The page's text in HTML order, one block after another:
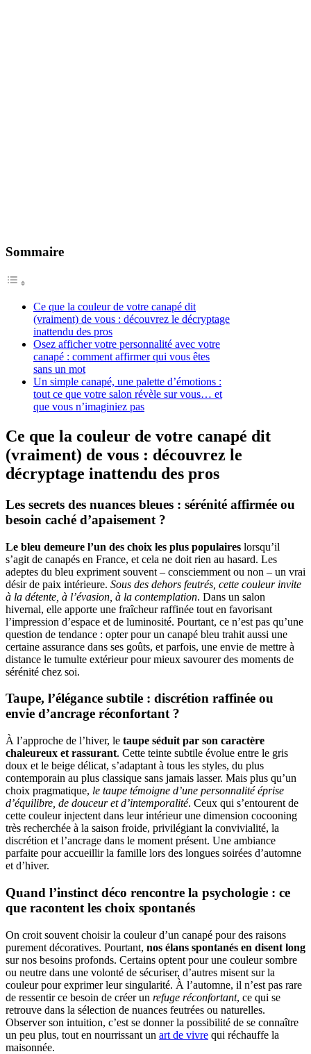
Sommaire
Ce que la couleur de votre canapé dit
(vraiment) de vous : découvrez le décryptage
inattendu des pros
Osez afficher votre personnalité avec votre
canapé : comment affirmer qui vous êtes
sans un mot
Un simple canapé, une palette d’émotions :
tout ce que votre salon révèle sur vous… et
que vous n’imaginiez pas
Ce que la couleur de votre canapé dit
(vraiment) de vous : découvrez le
décryptage inattendu des pros
Les secrets des nuances bleues : sérénité affirmée ou
besoin caché d’apaisement ?
Le bleu demeure l’un des choix les plus populaires lorsqu’il
s’agit de canapés en France, et cela ne doit rien au hasard. Les
adeptes du bleu expriment souvent – consciemment ou non – un vrai
désir de paix intérieure. Sous des dehors feutrés, cette couleur invite
à la détente, à l’évasion, à la contemplation. Dans un salon
hivernal, elle apporte une fraîcheur raffinée tout en favorisant
l’impression d’espace et de luminosité. Pourtant, ce n’est pas qu’une
question de tendance : opter pour un canapé bleu trahit aussi une
certaine assurance dans ses goûts, et parfois, une envie de mettre à
distance le tumulte extérieur pour mieux savourer des moments de
sérénité chez soi.
Taupe, l’élégance subtile : discrétion raffinée ou
envie d’ancrage réconfortant ?
À l’approche de l’hiver, le taupe séduit par son caractère
chaleureux et rassurant. Cette teinte subtile évolue entre le gris
doux et le beige délicat, s’adaptant à tous les styles, du plus
contemporain au plus classique sans jamais lasser. Mais plus qu’un
choix pragmatique, le taupe témoigne d’une personnalité éprise
d’équilibre, de douceur et d’intemporalité. Ceux qui s’entourent de
cette couleur injectent dans leur intérieur une dimension cocooning
très recherchée à la saison froide, privilégiant la convivialité, la
discrétion et l’ancrage dans le moment présent. Une ambiance
parfaite pour accueillir la famille lors des longues soirées d’automne
et d’hiver.
Quand l’instinct déco rencontre la psychologie : ce
que racontent les choix spontanés
On croit souvent choisir la couleur d’un canapé pour des raisons
purement décoratives. Pourtant, nos élans spontanés en disent long
sur nos besoins profonds. Certains optent pour une couleur sombre
ou neutre dans une volonté de sécuriser, d’autres misent sur la
couleur pour exprimer leur singularité. À l’automne, il n’est pas rare
de ressentir ce besoin de créer un refuge réconfortant, ce qui se
retrouve dans la sélection de nuances feutrées ou naturelles.
Observer son intuition, c’est se donner la possibilité de se connaître
un peu plus, tout en nourrissant un art de vivre qui réchauffe la
maisonnée.